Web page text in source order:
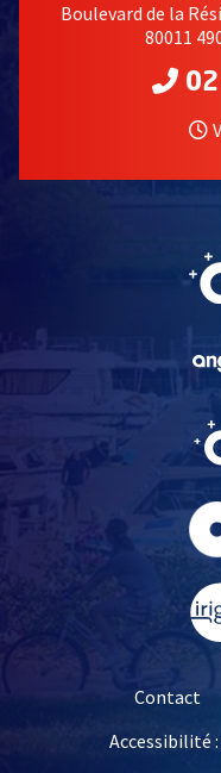
Boulevard de la
80011
Contact
Accessibilité